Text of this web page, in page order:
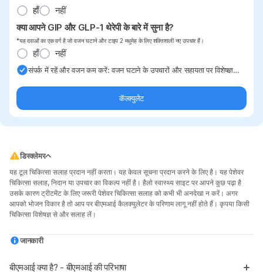
हाँ
नहीं
क्या आपने GIP और GLP-1 थेरेपी के बारे में सुना है?
*यह दवाओं का एक वर्ग है जो वजन घटाने और टाइप 2 मधुमेह के लिए शक्तिशाली नए उपचार हैं।
हाँ नहीं
संपर्क में रहें और वजन कम करें: वजन घटाने के उपचारों और सहायता पर विशेषज्ञ
कॅल्क्युलेट
डिस्क्लेमर
यह टूल चिकित्सा सलाह प्रदान नहीं करता। यह केवल सूचना प्रदान करने के लिए है। यह पेशेवर
चिकित्सा सलाह, निदान या उपचार का विकल्प नहीं है। हैलो स्वास्थ्य साइट पर आपने कुछ पढ़ा है
उसके कारण ट्रीटमेंट के लिए जरूरी पेशेवर चिकित्सा सलाह को कभी भी अनदेखा न करें। अगर
आपको भोजन विकार है तो आप पर बीएमआई कैलक्युलेटर के परिणाम लागू नहीं होते हैं। कृपया किसी
चिकित्सा विशेषज्ञ से और सलाह लें।
जानकारी
बीएमआई क्या है? - बीएमआई की परिभाषा